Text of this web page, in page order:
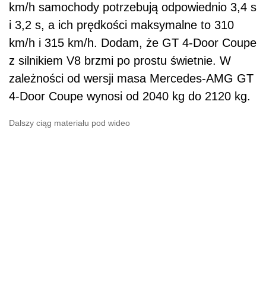
km/h samochody potrzebują odpowiednio 3,4 s
i 3,2 s, a ich prędkości maksymalne to 310
km/h i 315 km/h. Dodam, że GT 4-Door Coupe
z silnikiem V8 brzmi po prostu świetnie. W
zależności od wersji masa Mercedes-AMG GT
4-Door Coupe wynosi od 2040 kg do 2120 kg.
Dalszy ciąg materiału pod wideo